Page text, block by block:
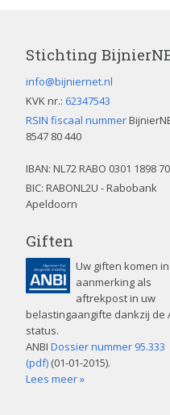
Stichting
info@bijniernet.nl
KVK nr.: 62347543
RSIN fiscaal nummer
8547 80 440
IBAN: NL72 RABO 0301 1898 70
BIC: RABONL2U - Rabobank
Apeldoorn
Giften
Uw giften komen in
aanmerking als
aftrekpost in uw
belastingaangifte dankzij de
status.
ANBI Dossier nummer 95.333
(pdf) (01-01-2015).
Lees meer »